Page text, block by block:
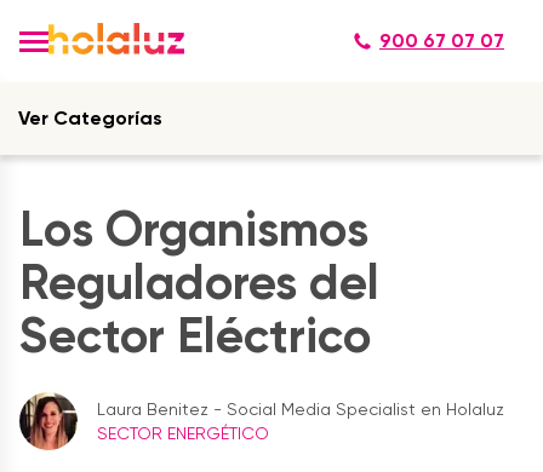
900 67 07 07
Ver Categorías
Los Organismos
Reguladores del
Sector Eléctrico
Laura Benitez - Social Media Specialist en Holaluz
SECTOR ENERGÉTICO